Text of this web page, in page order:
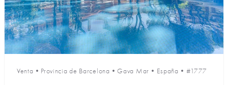
Venta • Provincia de Barcelona •Gava Mar • España • #1777